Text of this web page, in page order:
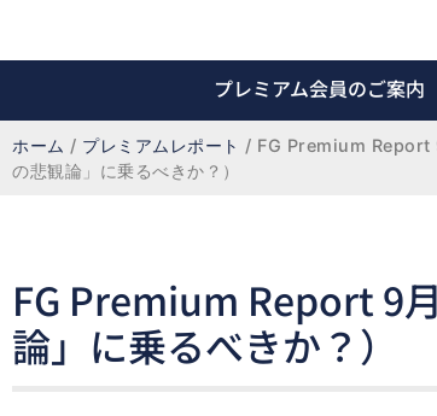
プレミアム会員のご案内
ホーム / プレミアムレポート / FG Premium Report
の悲観論」に乗るべきか？）
FG Premium Report 9
論」に乗るべきか？）